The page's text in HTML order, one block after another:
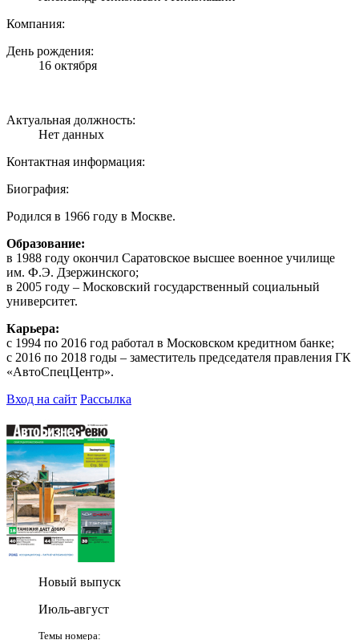
Компания:
День рождения:
16 октября
Актуальная должность:
Нет данных
Контактная информация:
Биография:
Родился в 1966 году в Москве.
Образование:
в 1988 году окончил Саратовское высшее военное училище
им. Ф.Э. Дзержинского;
в 2005 году – Московский государственный социальный
университет.
Карьера:
с 1994 по 2016 год работал в Московском кредитном банке;
с 2016 по 2018 годы – заместитель председателя правления ГК
«АвтоСпецЦентр».
Вход на сайт Рассылка
Новый выпуск
Июль-август
Темы номера: